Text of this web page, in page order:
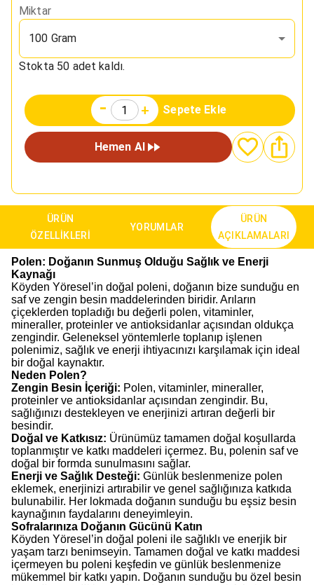
Miktar
100 Gram
Stokta 50 adet kaldı.
- + Sepete Ekle
Hemen Al
ÜRÜN
ÖZELLIKLERI
YORUMLAR
ÜRÜN
AÇIKLAMALARI
Polen: Doğanın Sunmuş Olduğu Sağlık ve Enerji
Kaynağı
Köyden Yöresel’in doğal poleni, doğanın bize sunduğu en
saf ve zengin besin maddelerinden biridir. Arıların
çiçeklerden topladığı bu değerli polen, vitaminler,
mineraller, proteinler ve antioksidanlar açısından oldukça
zengindir. Geleneksel yöntemlerle toplanıp işlenen
polenimiz, sağlık ve enerji ihtiyacınızı karşılamak için ideal
bir doğal kaynaktır.
Neden Polen?
Zengin Besin İçeriği: Polen, vitaminler, mineraller,
proteinler ve antioksidanlar açısından zengindir. Bu,
sağlığınızı destekleyen ve enerjinizi artıran değerli bir
besindir.
Doğal ve Katkısız: Ürünümüz tamamen doğal koşullarda
toplanmıştır ve katkı maddeleri içermez. Bu, polenin saf ve
doğal bir formda sunulmasını sağlar.
Enerji ve Sağlık Desteği: Günlük beslenmenize polen
eklemek, enerjinizi artırabilir ve genel sağlığınıza katkıda
bulunabilir. Her lokmada doğanın sunduğu bu eşsiz besin
kaynağının faydalarını deneyimleyin.
Sofralarınıza Doğanın Gücünü Katın
Köyden Yöresel’in doğal poleni ile sağlıklı ve enerjik bir
yaşam tarzı benimseyin. Tamamen doğal ve katkı maddesi
içermeyen bu poleni keşfedin ve günlük beslenmenize
mükemmel bir katkı yapın. Doğanın sunduğu bu özel besin